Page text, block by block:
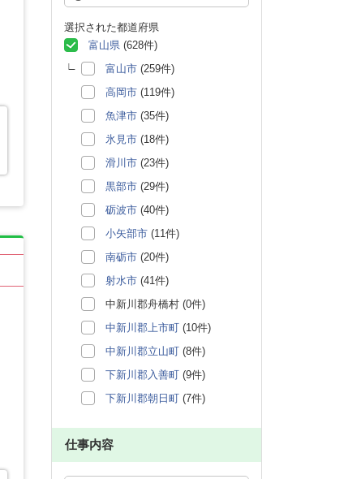
選択された都道府県
富山県 (628件)
富山市 (259件)
高岡市 (119件)
魚津市 (35件)
氷見市 (18件)
滑川市 (23件)
黒部市 (29件)
砺波市 (40件)
小矢部市 (11件)
南砺市 (20件)
射水市 (41件)
中新川郡舟橋村 (0件)
中新川郡上市町 (10件)
中新川郡立山町 (8件)
下新川郡入善町 (9件)
下新川郡朝日町 (7件)
仕事内容